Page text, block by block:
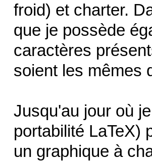
froid) et charter.
que je possède
caractères
soient les mêmes
Jusqu'au jour où
portabilité LaTeX)
un graphique à